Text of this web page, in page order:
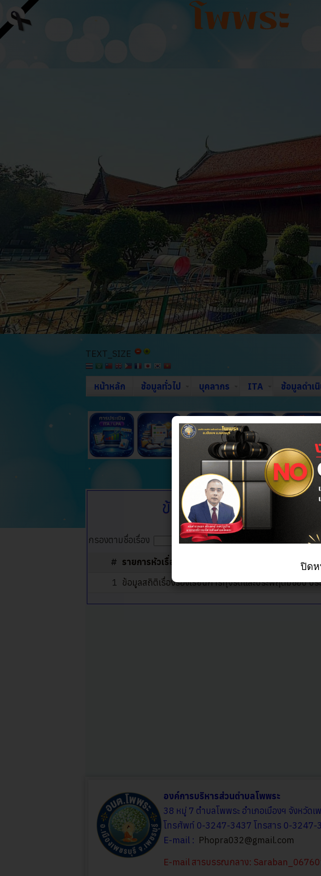
TEXT_SIZE
หน้าหลัก ข้อมูลทั่วไป บุคลากร ITA ข้อมูลดำเ
ข้อมูลสถิติเรื่องร้องเรีย
กรองตามชื่อเรื่อง
# รายการหัวเรื่อง
1 ข้อมูลสถิติเรื่องร้องเรียนการทุจริตและประพฤติมิชอบ ป
องค์การบริหารส่วนตำบลโพพระ
38 หมู่ 7 ตำบลโพพระ อำเภอเมืองฯ จังหวัด
โทรศัพท์ 0-3247-3437 โทรสาร 0-3247-
E-mail : Phopra032@gmail.com
E-mail สารบรรณกลาง:
ปิดห